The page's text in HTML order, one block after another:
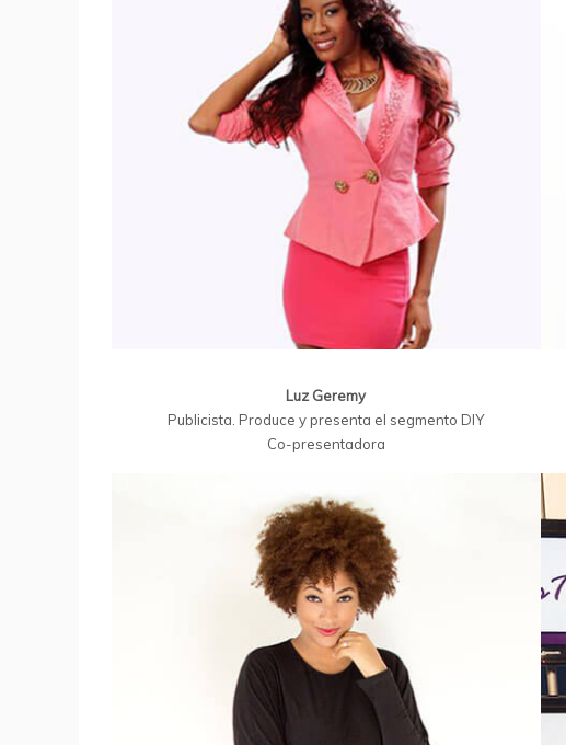
Luz Geremy
Publicista. Produce y presenta el segmento DIY
Co-presentadora